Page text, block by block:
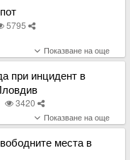
5795
при инцидент в
3420
места в